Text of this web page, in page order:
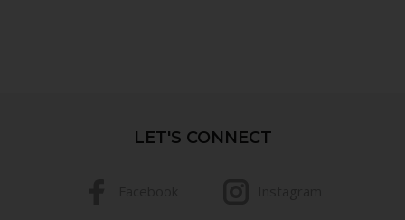
LET'S CONNECT